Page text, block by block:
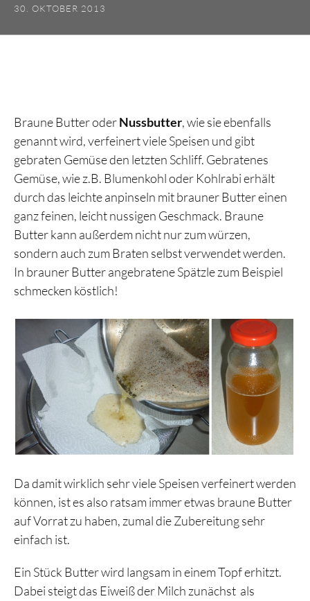
30. OKTOBER 2013
Braune Butter oderNussbutter, wie sie ebenfalls
genannt wird, verfeinert viele Speisen und gibt
gebraten Gemüse den letzten Schliff. Gebratenes
Gemüse, wie z.B. Blumenkohl oder Kohlrabi erhält
durch das leichte anpinseln mit brauner Butter einen
ganz feinen, leicht nussigen Geschmack. Braune
Butter kann außerdem nicht nur zum würzen,
sondern auch zum Braten selbst verwendet werden.
In brauner Butter angebratene Spätzle zum Beispiel
schmecken köstlich!
Da damit wirklich sehr viele Speisen verfeinert werden
können, ist es also ratsam immer etwas braune Butter
auf Vorrat zu haben, zumal die Zubereitung sehr
einfach ist.
Ein Stück Butter wird langsam in einem Topf erhitzt.
Dabei steigt das Eiweiß der Milch zunächst als